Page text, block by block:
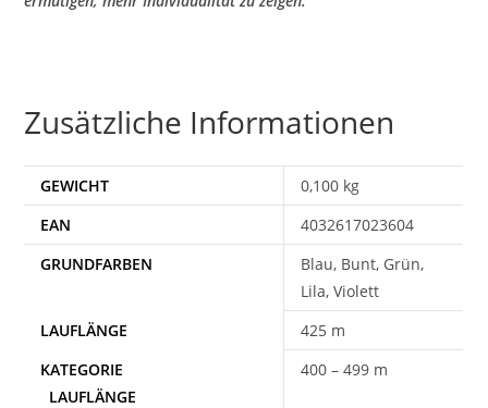
Zusätzliche Informationen
GEWICHT
0,100 kg
EAN
4032617023604
Blau, Bunt, Grün,
Lila, Violett
425 m
400 – 499 m